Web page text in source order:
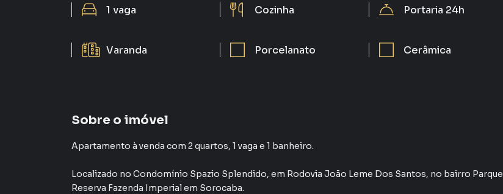
1 vaga Cozinha Portaria 24h
Varanda Porcelanato Cerâmica
Sobre o imóvel
Apartamento à venda com 2 quartos, 1 vaga e 1 banheiro.
Localizado no Condomínio Spazio Splendido, em Rodovia João Leme Dos Santos, no bairro Parque
Reserva Fazenda Imperialem Sorocaba.